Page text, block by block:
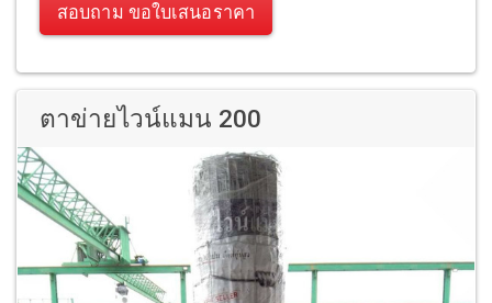
สอบถาม ขอใบเสนอราคา
ตาข่ายไวน์แมน 200